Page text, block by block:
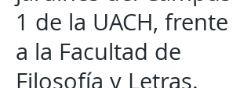
1 de la UACH, frente
a la Facultad de
Filosofía y Letras.